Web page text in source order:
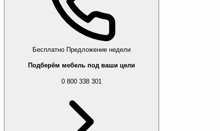
Бесплатно Предложение недели
Подберём мебель под ваши цели
0 800 338 301